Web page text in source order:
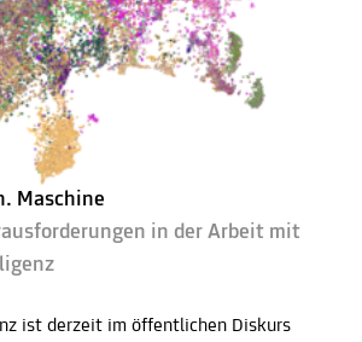
Maschine
in der Arbeit mit
ist derzeit im öffentlichen Diskurs